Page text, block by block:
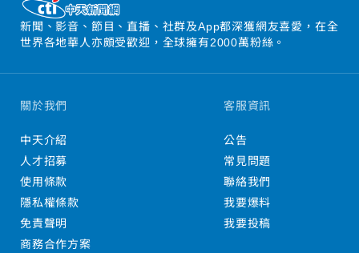
新聞、影音、節目、直播、社群及App都深獲網友喜愛，在全
世界各地華人亦頗受歡迎，全球擁有2000萬粉絲。
關於我們
中天介紹
人才招募
使用條款
隱私權條款
免責聲明
商務合作方案
客服資訊
公告
常見問題
聯絡我們
我要爆料
我要投稿